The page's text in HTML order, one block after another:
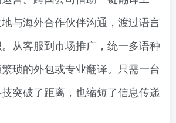
与海外合作伙伴沟通，渡过语言
从客服到市场推广，统一多语种
琐的外包或专业翻译。只需一台
突破了距离，也缩短了信息传递